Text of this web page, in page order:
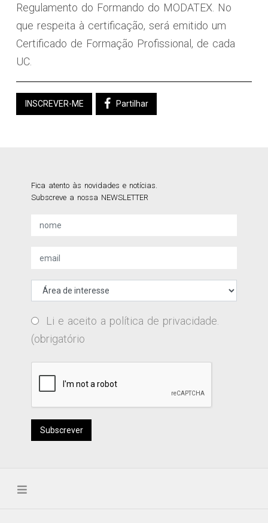
Regulamento do Formando do MODATEX. No
que respeita à certificação, será emitido um
Certificado de Formação Profissional, de cada
UC.
INSCREVER-ME Partilhar
Fica atento às novidades e notícias.
Subscreve a nossa NEWSLETTER
Li e aceito a política de privacidade.
(obrigatório
Subscrever